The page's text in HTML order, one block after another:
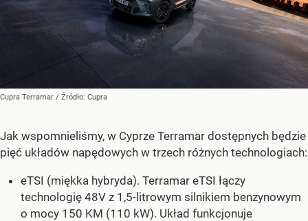
Cupra Terramar / Źródło: Cupra
Jak wspomnieliśmy, w Cyprze Terramar dostępnych będzie
pięć układów napędowych w trzech różnych technologiach:
eTSI (miękka hybryda). Terramar eTSI łączy
technologię 48V z 1,5-litrowym silnikiem benzynowym
o mocy 150 KM (110 kW). Układ funkcjonuje